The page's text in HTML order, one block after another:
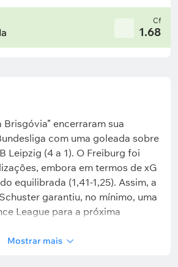
Cf
1.68
Brisgóvia” encerraram sua
com uma goleada sobre
Leipzig (4 a 1). O Freiburg foi
embora em termos de xG
equilibrada (1,41-1,25). Assim, a
garantiu, no mínimo, uma
League para a próxima
O caminho até a final da
Mostrar mais